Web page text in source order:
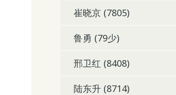
崔晓京 (7805)
鲁勇 (79少)
邢卫红 (8408)
陆东升 (8714)